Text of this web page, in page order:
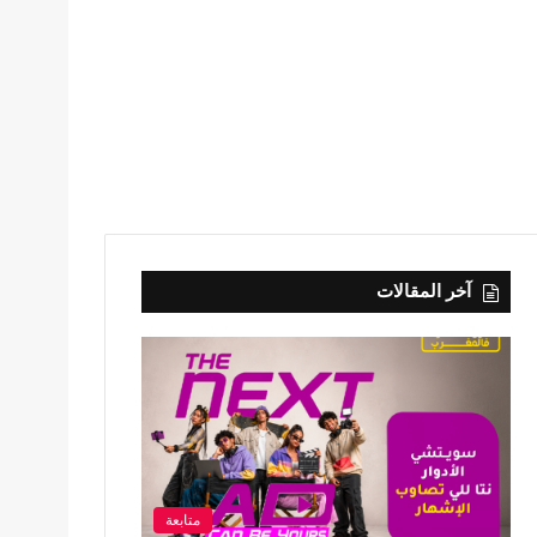
آخر المقالات
متابعة